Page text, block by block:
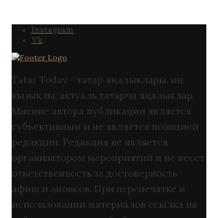
Instagram
Vk
Tatar Today - татар яңалыклары. иң
кызыклы, актуаль татарча яңалыклар.
Мнение автора публикации является
субъективным и не является позицией
редакции. Редакция не является
организатором мероприятий и не несет
ответственность за достоверность
афиш и анонсов. При перепечатке и
использовании материалов ссылка на